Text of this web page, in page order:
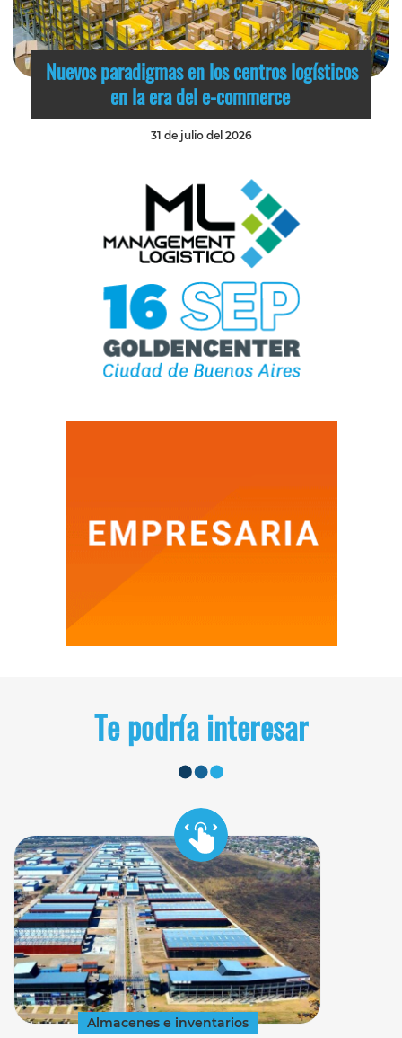
Nuevos paradigmas en los centros logísticos
en la era del e-commerce
31 de julio del 2026
Te podría interesar
Almacenes e inventarios